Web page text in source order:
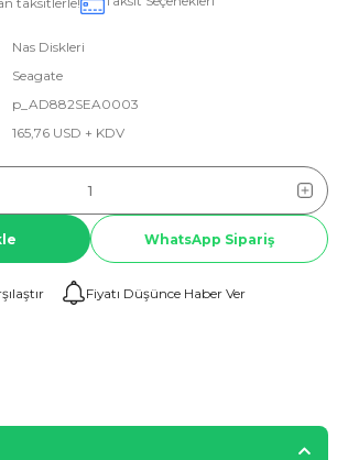
Nas Diskleri
Seagate
p_AD882SEA0003
165,76 USD + KDV
WhatsApp Sipariş
Fiyatı Düşünce Haber Ver